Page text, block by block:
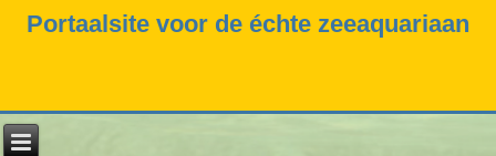
Portaalsite voor de échte zeeaquariaan